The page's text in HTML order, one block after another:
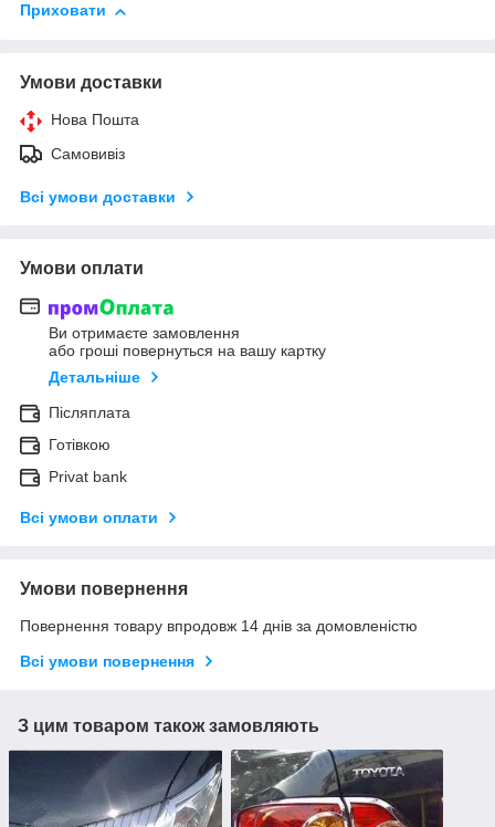
Приховати
Умови доставки
Нова Пошта
Самовивіз
Всі умови доставки
Умови оплати
Ви отримаєте замовлення
або гроші повернуться на вашу картку
Детальніше
Післяплата
Готівкою
Privat bank
Всі умови оплати
Умови повернення
Повернення товару впродовж 14 днів за домовленістю
Всі умови повернення
З цим товаром також замовляють